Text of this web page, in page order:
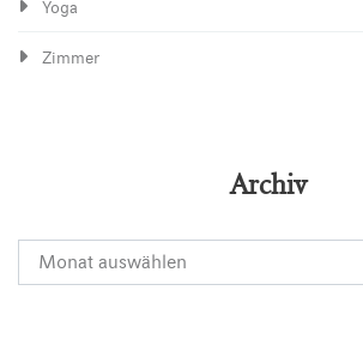
Yoga
Zimmer
Archiv